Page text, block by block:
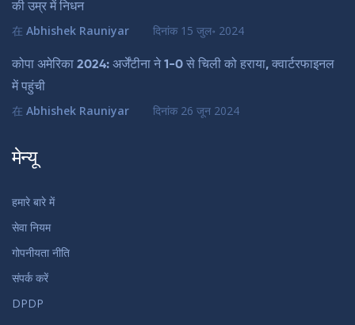
की उम्र में निधन
在 Abhishek Rauniyar दिनांक 15 जुल॰ 2024
कोपा अमेरिका 2024: अर्जेंटीना ने 1-0 से चिली को हराया, क्वार्टरफाइनल
में पहुंची
在 Abhishek Rauniyar दिनांक 26 जून 2024
मेन्यू
हमारे बारे में
सेवा नियम
गोपनीयता नीति
संपर्क करें
DPDP